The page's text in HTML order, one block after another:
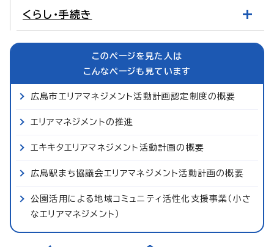
くらし・手続き
このページを見た人は
こんなページも見ています
広島市エリアマネジメント活動計画認定制度の概要
エリアマネジメントの推進
エキキタエリアマネジメント活動計画の概要
広島駅まち協議会エリアマネジメント活動計画の概要
公園活用による地域コミュニティ活性化支援事業（小さ
なエリアマネジメント）